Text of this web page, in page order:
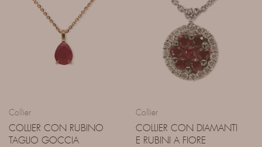
Collier
COLLIER CON RUBINO
TAGLIO GOCCIA
Collier
COLLIER CON DIAMANTI
E RUBINI A FIORE